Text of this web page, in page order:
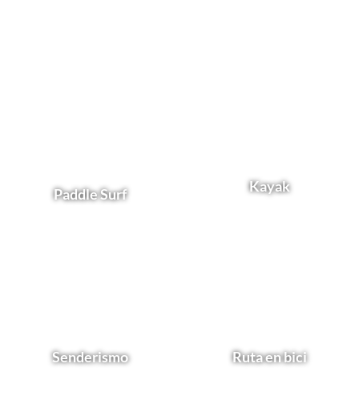
Paddle Surf Kayak
Senderismo Ruta en bici